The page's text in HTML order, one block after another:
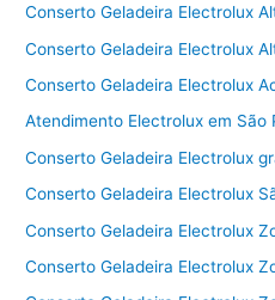
Conserto Geladeira Electrolux
Conserto Geladeira Electrolux
Conserto Geladeira Electrolux
Atendimento Electrolux em São
Conserto Geladeira Electrolux
Conserto Geladeira Electrolux
Conserto Geladeira Electrolux
Conserto Geladeira Electrolux